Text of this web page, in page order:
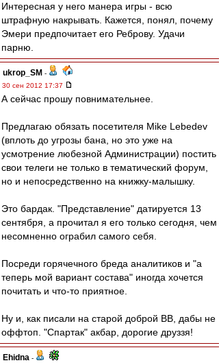
Интересная у него манера игры - всю
штрафную накрывать. Кажется, понял, почему
Эмери предпочитает его Реброву. Удачи
парню.
ukrop_SM -
30 сен 2012 17:37
А сейчас прошу повнимательнее.
Предлагаю обязать посетителя Mike Lebedev
(вплоть до угрозы бана, но это уже на
усмотрение любезной Администрации) постить
свои телеги не только в тематический форум,
но и непосредственно на книжку-малышку.
Это бардак. "Представление" датируется 13
сентября, а прочитал я его только сегодня, чем
несомненно ограбил самого себя.
Посреди горячечного бреда аналитиков и "а
теперь мой вариант состава" иногда хочется
почитать и что-то приятное.
Ну и, как писали на старой доброй ВВ, дабы не
оффтоп. "Спартак" акбар, дорогие друззя!
Ehidna -